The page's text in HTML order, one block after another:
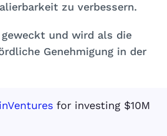
zu verbessern.
und wird als die
Genehmigung in der
for investing $10M